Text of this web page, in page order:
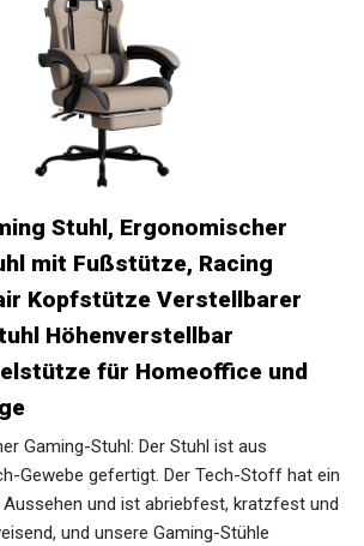
Stuhl, Ergonomischer
mit Fußstütze, Racing
Kopfstütze Verstellbarer
Höhenverstellbar
für Homeoffice und
Gaming-Stuhl: Der Stuhl ist aus
Gewebe gefertigt. Der Tech-Stoff hat ein
und ist abriebfest, kratzfest und
und unsere Gaming-Stühle